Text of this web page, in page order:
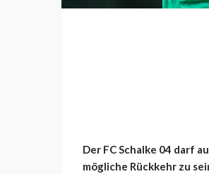
Der FC Schalke 04 darf
mögliche Rückkehr zu